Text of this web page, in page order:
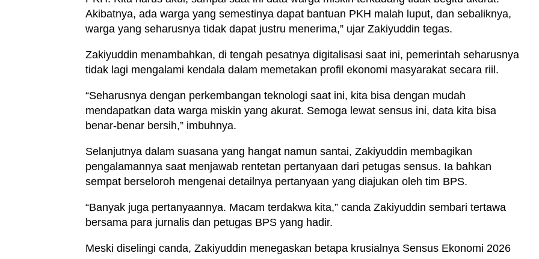
Akibatnya, ada warga yang semestinya dapat bantuan PKH malah luput, dan sebaliknya,
warga yang seharusnya tidak dapat justru menerima,” ujar Zakiyuddin tegas.
Zakiyuddin menambahkan, di tengah pesatnya digitalisasi saat ini, pemerintah seharusnya
tidak lagi mengalami kendala dalam memetakan profil ekonomi masyarakat secara riil.
“Seharusnya dengan perkembangan teknologi saat ini, kita bisa dengan mudah
mendapatkan data warga miskin yang akurat. Semoga lewat sensus ini, data kita bisa
benar-benar bersih,” imbuhnya.
Selanjutnya dalam suasana yang hangat namun santai, Zakiyuddin membagikan
pengalamannya saat menjawab rentetan pertanyaan dari petugas sensus. Ia bahkan
sempat berseloroh mengenai detailnya pertanyaan yang diajukan oleh tim BPS.
“Banyak juga pertanyaannya. Macam terdakwa kita,” canda Zakiyuddin sembari tertawa
bersama para jurnalis dan petugas BPS yang hadir.
Meski diselingi canda, Zakiyuddin menegaskan betapa krusialnya Sensus Ekonomi 2026